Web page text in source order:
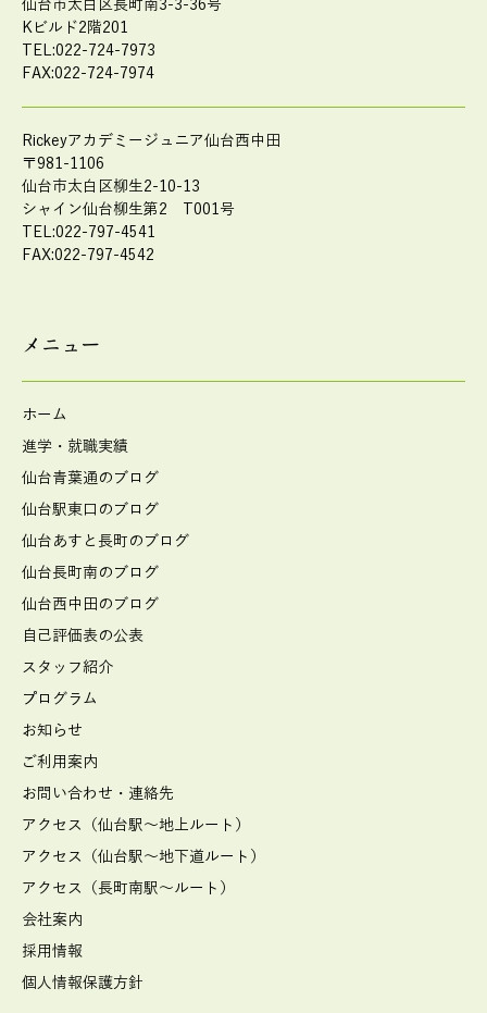
仙台市太白区長町南3-3-36号
Kビルド2階201
TEL:022-724-7973
FAX:022-724-7974
Rickeyアカデミージュニア仙台西中田
〒981-1106
仙台市太白区柳生2-10-13
シャイン仙台柳生第2 T001号
TEL:022-797-4541
FAX:022-797-4542
メニュー
ホーム
進学・就職実績
仙台青葉通のブログ
仙台駅東口のブログ
仙台あすと長町のブログ
仙台長町南のブログ
仙台西中田のブログ
自己評価表の公表
スタッフ紹介
プログラム
お知らせ
ご利用案内
お問い合わせ・連絡先
アクセス（仙台駅～地上ルート）
アクセス（仙台駅～地下道ルート）
アクセス（長町南駅～ルート）
会社案内
採用情報
個人情報保護方針